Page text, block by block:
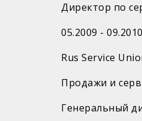
Директор по
05.​2009 - 09.2010
Rus Service
Продажи и
Генеральный